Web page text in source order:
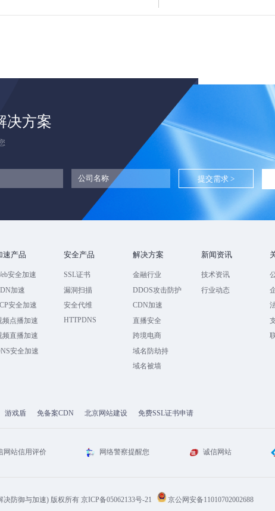
决方案
速产品
安全加速
加速
安全加速
频点播加速
频直播加速
安全加速
安全产品
SSL证书
漏洞扫描
安全代维
HTTPDNS
解决方案
金融行业
DDOS攻击防护
CDN加速
直播安全
跨境电商
域名防劫持
域名被墙
新闻资讯
技术资讯
行业动态
游戏盾 免备案CDN 北京网站建设 免费SSL证书申请
网站信用评价 网络警察提醒您 诚信网站
决防御与加速) 版权所有 京ICP备05062133号-21 京公网安备11010702002688